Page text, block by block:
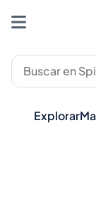
Explorar